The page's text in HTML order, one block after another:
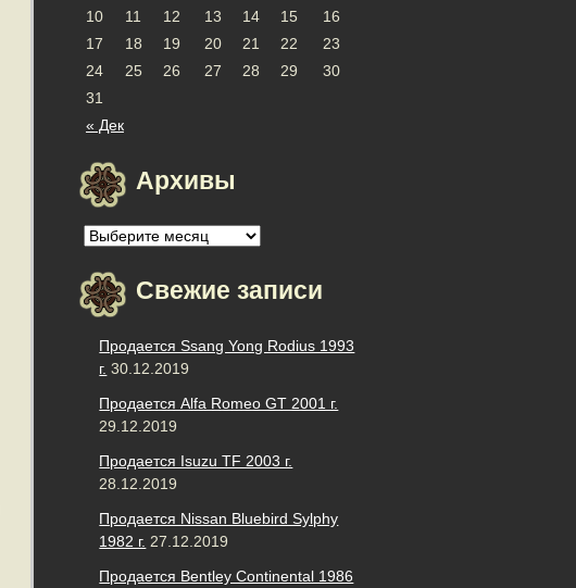
« Дек
10
11 12 13 14 15
16
17
18 19 20 21 22
23
24
25 26 27 28 29
30
31
Архивы
Архивы
Свежие записи
Продается Ssang Yong Rodius 1993
г. 30.12.2019
Продается Alfa Romeo GT 2001 г.
29.12.2019
Продается Isuzu TF 2003 г.
28.12.2019
Продается Nissan Bluebird Sylphy
1982 г. 27.12.2019
Продается Bentley Continental 1986